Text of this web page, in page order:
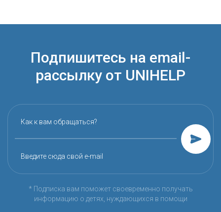
Подпишитесь на email-
рассылку от UNIHELP
Как к вам обращаться?
Введите сюда свой e-mail
* Подписка вам поможет своевременно получать
информацию о детях, нуждающихся в помощи